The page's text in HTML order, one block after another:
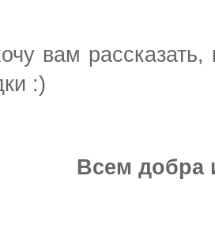
вам рассказать,
:)
Всем добра